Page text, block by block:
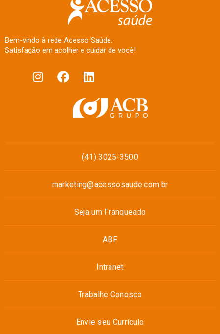
Bem-vindo à rede Acesso Saúde.
Satisfação em acolher e cuidar de você!
(41) 3025-3500
marketing@acessosaude.com.br
Seja um Franqueado
ABF
Intranet
Trabalhe Conosco
Envie seu Currículo